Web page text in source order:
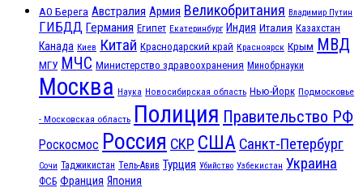
АО Берега Австралия Армия Великобритания Владимир Путин
ГИБДД Германия Египет Екатеринбург Индия Италия Казахстан
Канада Киев Китай Краснодарский край Красноярск Крым МВД
МГУ МЧС Министерство здравоохранения Минобрнауки
Москва Наука Новосибирская область Нью-Йорк Подмосковье
- Московская область Полиция Правительство РФ
Роскосмос Россия СКР США Санкт-Петербург
Сочи Таджикистан Тель-Авив Турция Убийство Узбекистан Украина
ФСБ Франция Япония